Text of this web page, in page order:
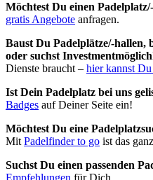
Möchtest Du einen
gratis Angebote anfragen.
Baust Du Padel­plätze/-hallen,
oder suchst
Dienste braucht – hier kannst
Ist Dein Padelplatz bei uns
Badges auf Deiner Seite ein!
Möchtest Du eine
MitPadelfinder to go ist das
Suchst Du einen passenden